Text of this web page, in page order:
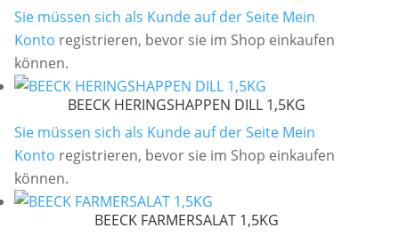
Sie müssen sich als Kunde auf der Seite Mein
Konto registrieren, bevor sie im Shop einkaufen
können.
BEECK HERINGSHAPPEN DILL 1,5KG
Sie müssen sich als Kunde auf der Seite Mein
Konto registrieren, bevor sie im Shop einkaufen
können.
BEECK FARMERSALAT 1,5KG